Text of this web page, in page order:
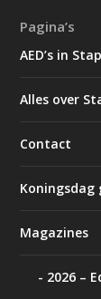
Pagina’s
AED’s in
Alles over
Contact
Koningsdag
Magazines
2026 –